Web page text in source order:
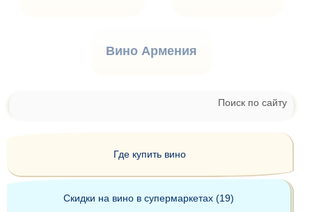
Вино Армения
Поиск по сайту
Где купить вино
Скидки на вино в супермаркетах (19)